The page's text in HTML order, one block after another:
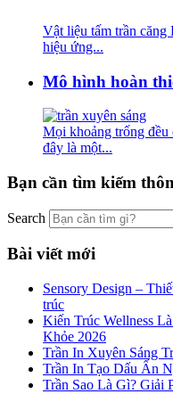
Vật liệu tấm trần căng
hiệu ứng...
Mô hình hoàn
Mọi khoảng trống đều
đây là một...
Bạn cần tìm kiếm
Search
Bài viết mới
Sensory Design –
trúc
Kiến Trúc Wellness
Khỏe 2026
Trần In Xuyên Sáng
Trần In Tạo Dấu Ấn
Trần Sao Là Gì? Giải